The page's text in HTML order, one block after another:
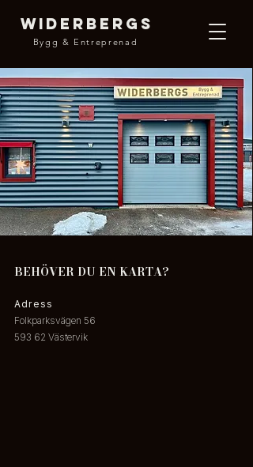
WIDERBERGS
Bygg & Entreprenad
BEHÖVER DU EN KARTA?
Adress
Folkparksvägen 56
593 62 Västervik